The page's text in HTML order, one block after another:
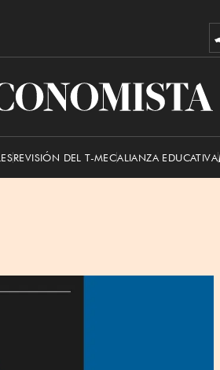
El
REVISIÓN DEL T-MECALIANZA EDUCATIVA